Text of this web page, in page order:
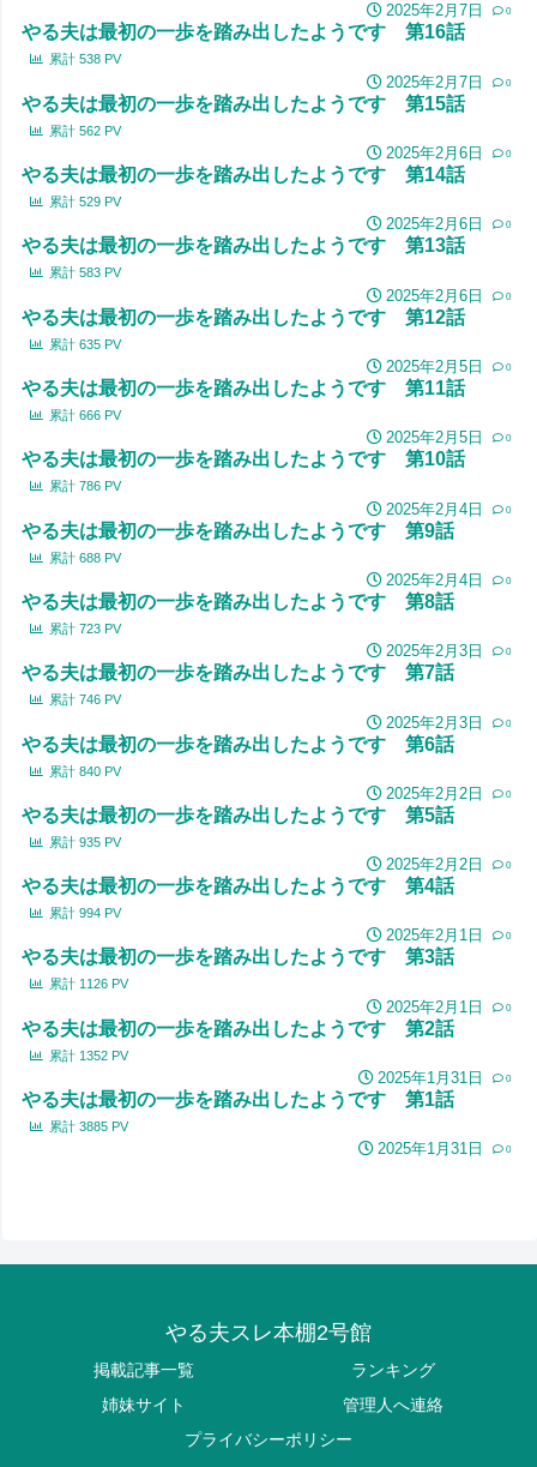
2025年2月7日 0
やる夫は最初の一歩を踏み出したようです 第16話
累計 538 PV
2025年2月7日 0
やる夫は最初の一歩を踏み出したようです 第15話
累計 562 PV
2025年2月6日 0
やる夫は最初の一歩を踏み出したようです 第14話
累計 529 PV
2025年2月6日 0
やる夫は最初の一歩を踏み出したようです 第13話
累計 583 PV
2025年2月6日 0
やる夫は最初の一歩を踏み出したようです 第12話
累計 635 PV
2025年2月5日 0
やる夫は最初の一歩を踏み出したようです 第11話
累計 666 PV
2025年2月5日 0
やる夫は最初の一歩を踏み出したようです 第10話
累計 786 PV
2025年2月4日 0
やる夫は最初の一歩を踏み出したようです 第9話
累計 688 PV
2025年2月4日 0
やる夫は最初の一歩を踏み出したようです 第8話
累計 723 PV
2025年2月3日 0
やる夫は最初の一歩を踏み出したようです 第7話
累計 746 PV
2025年2月3日 0
やる夫は最初の一歩を踏み出したようです 第6話
累計 840 PV
2025年2月2日 0
やる夫は最初の一歩を踏み出したようです 第5話
累計 935 PV
2025年2月2日 0
やる夫は最初の一歩を踏み出したようです 第4話
累計 994 PV
2025年2月1日 0
やる夫は最初の一歩を踏み出したようです 第3話
累計 1126 PV
2025年2月1日 0
やる夫は最初の一歩を踏み出したようです 第2話
累計 1352 PV
2025年1月31日 0
やる夫は最初の一歩を踏み出したようです 第1話
累計 3885 PV
2025年1月31日 0
やる夫スレ本棚2号館
掲載記事一覧
ランキング
姉妹サイト
管理人へ連絡
プライバシーポリシー